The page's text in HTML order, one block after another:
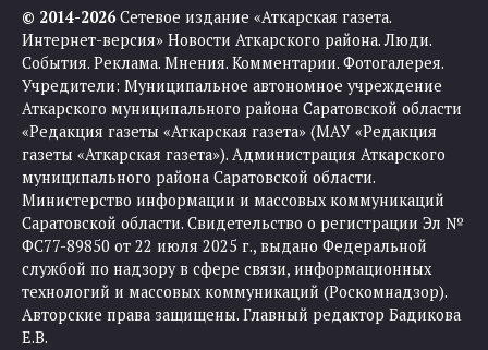
© 2014-2026Сетевое издание «Аткарская газета.
Интернет-версия» Новости Аткарского района. Люди.
События. Реклама. Мнения. Комментарии. Фотогалерея.
Учредители: Муниципальное автономное учреждение
Аткарского муниципального района Саратовской области
«Редакция газеты «Аткарская газета» (МАУ «Редакция
газеты «Аткарская газета»). Администрация Аткарского
муниципального района Саратовской области.
Министерство информации и массовых коммуникаций
Саратовской области. Свидетельство о регистрации Эл №
ФС77-89850 от 22 июля 2025 г., выдано Федеральной
службой по надзору в сфере связи, информационных
технологий и массовых коммуникаций (Роскомнадзор).
Авторские права защищены. Главный редактор Бадикова
Е.В.